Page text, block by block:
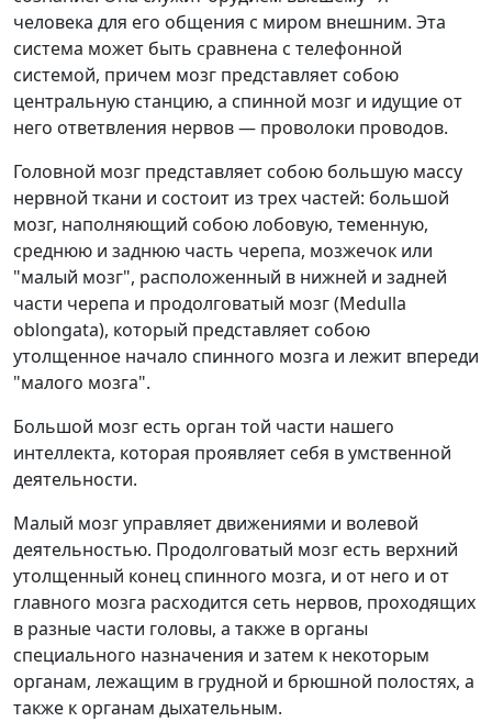
человека для его общения с миром внешним. Эта
система может быть сравнена с телефонной
системой, причем мозг представляет собою
центральную станцию, а спинной мозг и идущие от
него ответвления нервов — проволоки проводов.
Головной мозг представляет собою большую массу
нервной ткани и состоит из трех частей: большой
мозг, наполняющий собою лобовую, теменную,
среднюю и заднюю часть черепа, мозжечок или
"малый мозг", расположенный в нижней и задней
части черепа и продолговатый мозг (Medulla
oblongata), который представляет собою
утолщенное начало спинного мозга и лежит впереди
"малого мозга".
Большой мозг есть орган той части нашего
интеллекта, которая проявляет себя в умственной
деятельности.
Малый мозг управляет движениями и волевой
деятельностью. Продолговатый мозг есть верхний
утолщенный конец спинного мозга, и от него и от
главного мозга расходится сеть нервов, проходящих
в разные части головы, а также в органы
специального назначения и затем к некоторым
органам, лежащим в грудной и брюшной полостях, а
также к органам дыхательным.